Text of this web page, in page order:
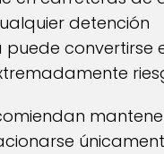
detención
convertirse